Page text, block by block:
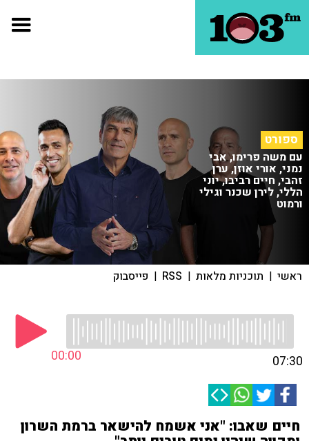
ספורט
עם משה פרימו, אבי
נמני, אורי אוזן, ערן
זהבי, חיים רביבו, יוני
הללי, לירן שכנר וגילי
ורמוט
ראשי | תוכניות מלאות |
RSS
| פייסבוק
00:00 07:30
חיים שאבו: "אני אשמח להישאר ברמת השרון